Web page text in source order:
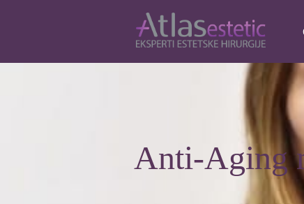
Anti-Aging